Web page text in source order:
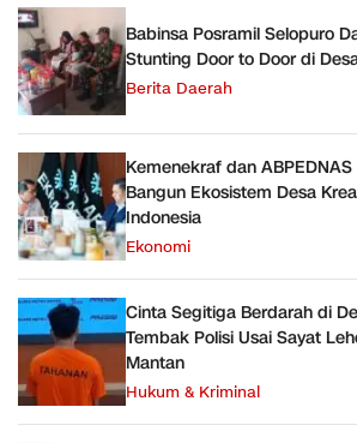
Babinsa Posramil Selopuro
Stunting Door to Door di
Berita Daerah
Kemenekraf dan
Bangun Ekosistem Desa
Indonesia
Ekonomi
Cinta Segitiga Berdarah di
Tembak Polisi Usai Sayat
Mantan
Hukum & Kriminal